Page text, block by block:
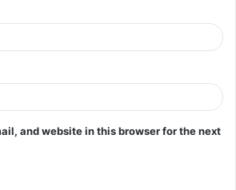
and website in this browser for the next